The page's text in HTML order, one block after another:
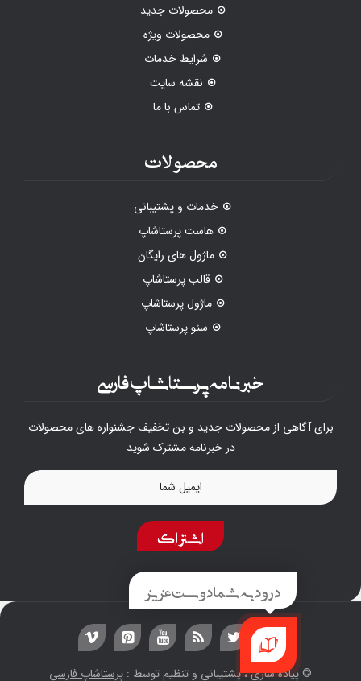
محصولات جدید
محصولات ویژه
شرایط خدمات
نقشه سایت
تماس با ما
محصولات
خدمات و پشتیبانی
هاست پرستاشاپ
ماژول های رایگان
قالب پرستاشاپ
ماژول پرستاشاپ
سئو پرستاشاپ
خبرنامه پرستاشاپ فارسی
برای آگاهی از محصولات جدید و بن تخفیف جشنواره های محصولات
در خبرنامه مشترک شوید
اشتراک
© پیاده سازی ، پشتیبانی و تنظیم توسط : پرستاشاپ فارسی
درود به شما دوست عزیز